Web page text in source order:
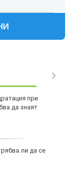
при
да знаят
ли да се